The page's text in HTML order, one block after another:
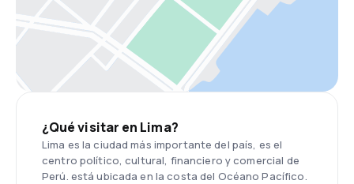
¿Qué visitar en Lima?
Lima es la ciudad más importante del país, es el
centro político, cultural, financiero y comercial de
Perú. está ubicada en la costa del Océano Pacífico.